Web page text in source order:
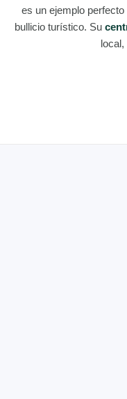
es un ejemplo perfecto
bullicio turístico. Su